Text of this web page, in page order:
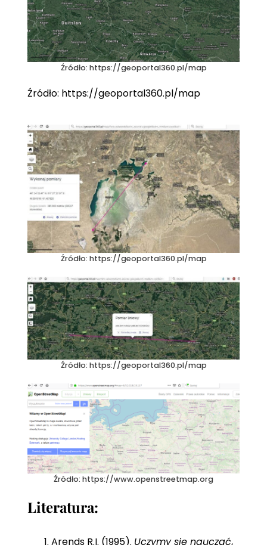
Źródło: https://geoportal360.pl/map
Źródło: https://geoportal360.pl/map
Źródło: https://geoportal360.pl/map
Źródło: https://geoportal360.pl/map
Źródło: https://www.openstreetmap.org
Literatura:
Arends R.I. (1995). Uczymy się nauczać,